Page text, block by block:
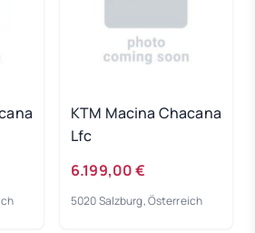
KTM Macina Chacana
Lfc
6.199,00 €
5020 Salzburg, Österreich